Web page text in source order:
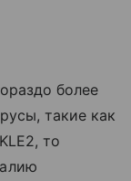
более
такие как
то